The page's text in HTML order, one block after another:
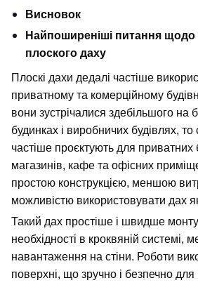
Висновок
Найпоширеніші питання
плоского даху
Плоскі дахи дедалі частіше
приватному та комерційному
вони зустрічалися здебільшого на
будинках і виробничих будівлях, то
частіше проєктують для приватних
магазинів, кафе та офісних
простою конструкцією, меншою
можливістю використовувати дах
Такий дах простіше і швидше
необхідності в кроквяній системі,
навантаження на стіни. Роботи
поверхні, що зручно і безпечно